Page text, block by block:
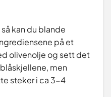
kan du blande
på et
olivenolje og sett det
men
steker i ca 3-4